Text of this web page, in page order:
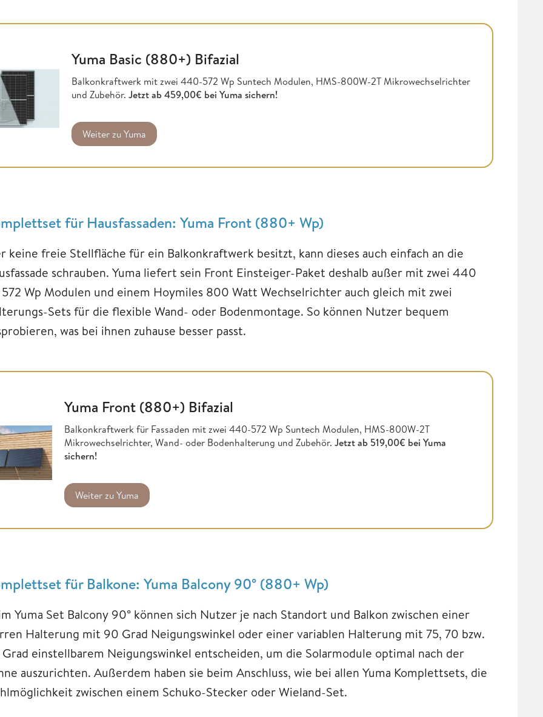
Yuma Basic (880+) Bifazial
Balkonkraftwerk mit zwei 440-572 Wp Suntech Modulen, HMS-800W-2T Mikrowechselrichter
und Zubehör. Jetztab 459,00€ bei Yuma sichern!
Weiter zu Yuma
für Hausfassaden: Yuma Front (880+ Wp)
keine freie Stellfläche für ein Balkonkraftwerk besitzt, kann dieses auch einfach an die
schrauben. Yuma liefert sein Front Einsteiger-Paket deshalb außer mit zwei 440
572 Wp Modulen und einem Hoymiles 800 Watt Wechselrichter auch gleich mit zwei
Sets für die flexible Wand- oder Bodenmontage. So können Nutzer bequem
was bei ihnen zuhause besser passt.
Yuma Front (880+) Bifazial
Balkonkraftwerk für Fassaden mit zwei 440-572 Wp Suntech Modulen, HMS-800W-2T
Mikrowechselrichter, Wand- oder Bodenhalterung und Zubehör. Jetztab 519,00€ bei Yuma
sichern!
Weiter zu Yuma
für Balkone: Yuma Balcony 90° (880+ Wp)
Yuma Set Balcony 90° können sich Nutzer je nach Standort und Balkon zwischen einer
Halterung mit 90 Grad Neigungswinkel oder einer variablen Halterung mit 75, 70 bzw.
einstellbarem Neigungswinkel entscheiden, um die Solarmodule optimal nach der
auszurichten. Außerdem haben sie beim Anschluss, wie bei allen Yuma Komplettsets, die
zwischen einem Schuko-Stecker oder Wieland-Set.